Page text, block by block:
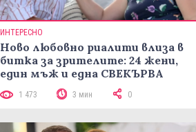
ИНТЕРЕСНО
Ново любовно риалити влиза в
битка за зрителите: 24 жени,
един мъж и една СВЕКЪРВА
1 473 3 мин 0